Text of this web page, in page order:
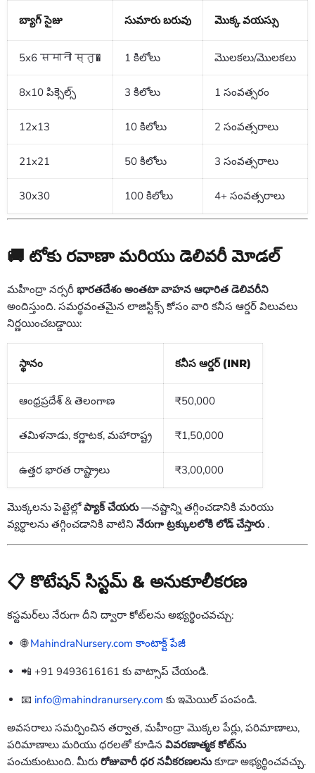
బ్యాగ్ సైజు సుమారు బరువు మొక్క వయస్సు
5x6 समानी स्तु� 1 కిలోలు మొలకలు/మొలకలు
8x10 పిక్సెల్స్ 3 కిలోలు 1 సంవత్సరం
12x13 10 కిలోలు 2 సంవత్సరాలు
21x21 50 కిలోలు 3 సంవత్సరాలు
30x30 100 కిలోలు 4+ సంవత్సరాలు
🚚 టోకు రవాణా మరియు డెలివరీ మోడల్
మహీంద్రా నర్సరీ భారతదేశం అంతటా వాహన ఆధారిత డెలివరీని
అందిస్తుంది. సమర్థవంతమైన లాజిస్టిక్స్ కోసం వారి కనీస ఆర్డర్ విలువలు
నిర్ణయించబడ్డాయి:
స్థానం కనీస ఆర్డర్ (INR)
ఆంధ్రప్రదేశ్ & తెలంగాణ ₹50,000
తమిళనాడు, కర్ణాటక, మహారాష్ట్ర ₹1,50,000
ఉత్తర భారత రాష్ట్రాలు ₹3,00,000
మొక్కలను పెట్టెల్లోప్యాక్ చేయరు—నష్టాన్ని తగ్గించడానికి మరియు
వ్యర్థాలను తగ్గించడానికి వాటిని నేరుగా ట్రక్కులలోకి లోడ్ చేస్తారు.
📋 కొటేషన్ సిస్టమ్ & అనుకూలీకరణ
కస్టమర్‌లు నేరుగా దీని ద్వారా కోట్‌లను అభ్యర్థించవచ్చు:
🌐MahindraNursery.com కాంటాక్ట్ పేజీ
📲 +91 9493616161 కు వాట్సాప్ చేయండి.
📧 info@mahindranursery.com కు ఇమెయిల్ పంపండి.
అవసరాలు సమర్పించిన తర్వాత, మహీంద్రా మొక్కల పేర్లు, పరిమాణాలు,
పరిమాణాలు మరియు ధరలతో కూడిన వివరణాత్మక కోట్‌ను
పంచుకుంటుంది. మీరు రోజువారీ ధర నవీకరణలనుకూడా అభ్యర్థించవచ్చు.